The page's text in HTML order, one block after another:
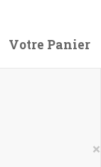
Votre Panier
×